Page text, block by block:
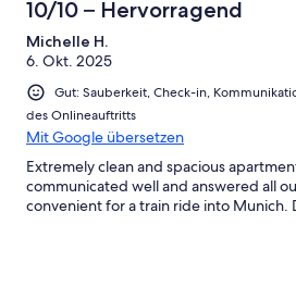
10/10 – Hervorragend
Michelle H.
6. Okt. 2025
Gut: Sauberkeit, Check-in,
des Onlineauftritts
Mit Google übersetzen
Extremely clean and spacious
communicated well and answered all
convenient for a train ride into Munich.